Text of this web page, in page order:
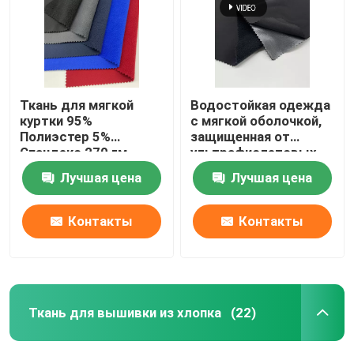
Ткань для мягкой
куртки 95%
Полиэстер 5%
Спандекс 270 гм
Лучшая цена
Контакты
Водостойкая одежда
с мягкой оболочкой,
защищенная от
ультрафиолетовых
лучей 95% полиэстер
5% спандекс
Лучшая цена
Контакты
Ткань для вышивки из хлопка (22)